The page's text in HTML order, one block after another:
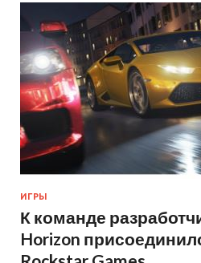
ИГРЫ
К команде
Horizon